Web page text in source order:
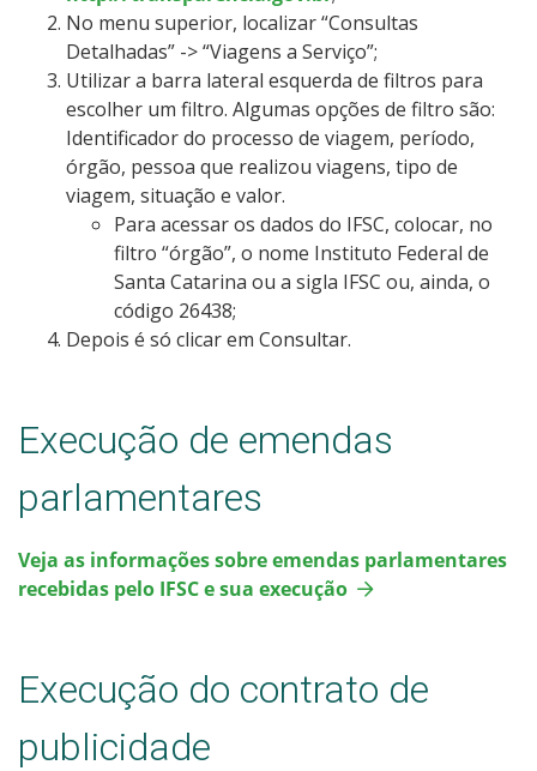
No menu superior, localizar “Consultas
Detalhadas” -> “Viagens a Serviço”;
Utilizar a barra lateral esquerda de filtros para
escolher um filtro. Algumas opções de filtro são:
Identificador do processo de viagem, período,
órgão, pessoa que realizou viagens, tipo de
viagem, situação e valor.
Para acessar os dados do IFSC, colocar, no
filtro “órgão”, o nome Instituto Federal de
Santa Catarina ou a sigla IFSC ou, ainda, o
código 26438;
Depois é só clicar em Consultar.
Execução de emendas
parlamentares
Veja as informações sobre emendas parlamentares
recebidas pelo IFSC e sua execução
Execução do contrato de
publicidade